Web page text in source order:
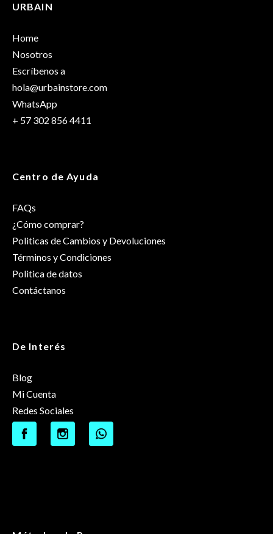
URBAIN
Home
Nosotros
Escríbenos a
hola@urbainstore.com
WhatsApp
+ 57 302 856 4411
Centro de Ayuda
FAQs
¿Cómo comprar?
Politicas de Cambios y Devoluciones
Términos y Condiciones
Politica de datos
Contáctanos
De Interés
Blog
Mi Cuenta
Redes Sociales